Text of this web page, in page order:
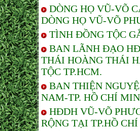
DÒNG HỌ VŨ-VÕ
DÒNG HỌ VŨ-VÕ
TÌNH ĐỒNG TỘC
BAN LÃNH ĐẠO
THÁI HOÀNG THÁI
TỘC TP.HCM.
BAN THIỆN
NAM-TP. HỒ CHÍ
HĐDH VŨ-VÕ
RỘNG TẠI TP.HỒ